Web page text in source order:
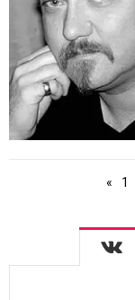
« 1